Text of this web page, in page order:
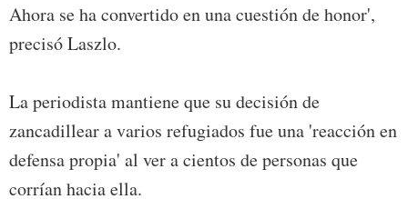
Ahora se ha convertido en una cuestión de honor',
precisó Laszlo.
La periodista mantiene que su decisión de
zancadillear a varios refugiados fue una 'reacción en
defensa propia' al ver a cientos de personas que
corrían hacia ella.